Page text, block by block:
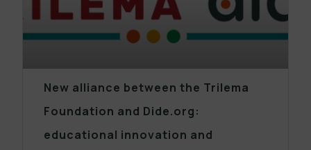
New alliance between the Trilema
Foundation and Dide.org:
educational innovation and